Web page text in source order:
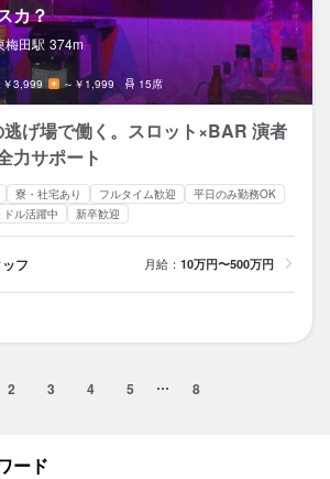
カ？
梅田駅 374m
￥3,999 ～￥1,999 15席
げ場で働く。スロット×BAR 演者
力サポート
寮・社宅あり フルタイム歓迎
平日のみ勤務OK
ル活躍中 新卒歓迎
フ 月給： 10万円〜500万円
2 3 4 5 8
ード